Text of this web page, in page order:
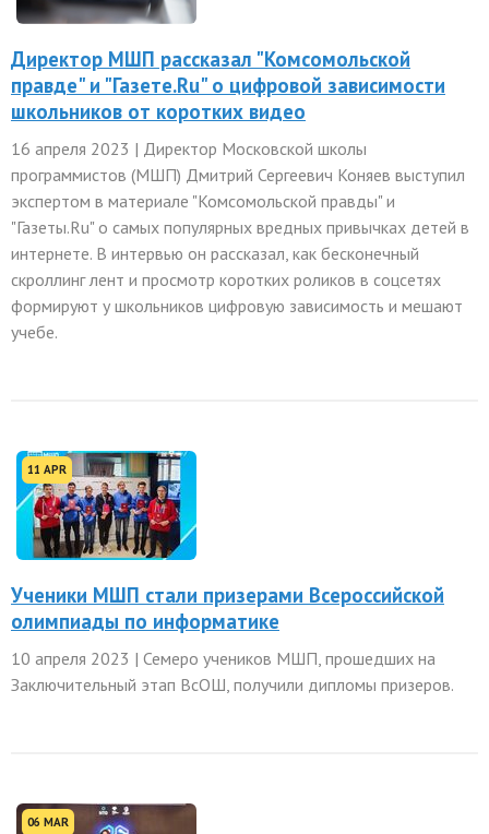
Директор МШП рассказал "Комсомольской
правде" и "Газете.Ru" о цифровой зависимости
школьников от коротких видео
16 апреля 2023 | Директор Московской школы
программистов (МШП) Дмитрий Сергеевич Коняев выступил
экспертом в материале "Комсомольской правды" и
"Газеты.Ru" о самых популярных вредных привычках детей в
интернете. В интервью он рассказал, как бесконечный
скроллинг лент и просмотр коротких роликов в соцсетях
формируют у школьников цифровую зависимость и мешают
учебе.
11 APR
Ученики МШП стали призерами Всероссийской
олимпиады по информатике
10 апреля 2023 | Семеро учеников МШП, прошедших на
Заключительный этап ВсОШ, получили дипломы призеров.
06 MAR